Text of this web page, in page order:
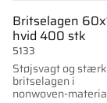
Britselagen
hvid 400 stk
Støjsvagt og
britselagen i
nonwoven-
5133